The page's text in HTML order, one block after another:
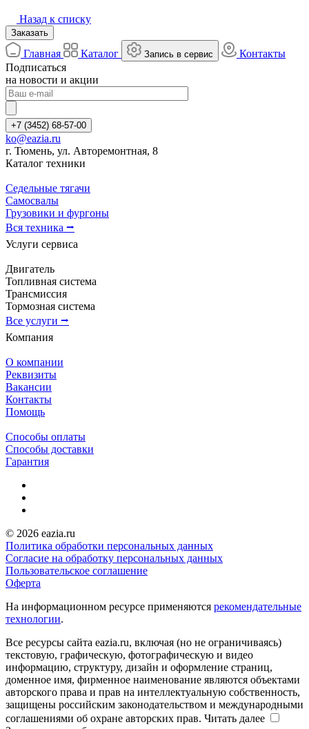
Назад к списку
Заказать
Главная Каталог Запись в сервис
Контакты
Подписаться
на новости и акции
+7 (3452) 68-57-00
ko@eazia.ru
г. Тюмень, ул. Авторемонтная, 8
Каталог техники
Седельные тягачи
Самосвалы
Грузовики и фургоны
Вся техника ⭢
Услуги сервиса
Двигатель
Топливная система
Трансмиссия
Тормозная система
Все услуги ⭢
Компания
О компании
Реквизиты
Вакансии
Контакты
Помощь
Способы оплаты
Способы доставки
Гарантия
© 2026 eazia.ru
Политика обработки персональных данных
Согласие на обработку персональных данных
Пользовательское соглашение
Оферта
На информационном ресурсе применяются рекомендательные
технологии.
Все ресурсы сайта eazia.ru, включая (но не ограничиваясь)
текстовую, графическую, фотографическую и видео
информацию, структуру, дизайн и оформление страниц,
доменное имя, фирменное наименование являются объектами
авторского права и прав на интеллектуальную собственность,
защищены российским законодательством и международными
соглашениями об охране авторских прав. Читать далее